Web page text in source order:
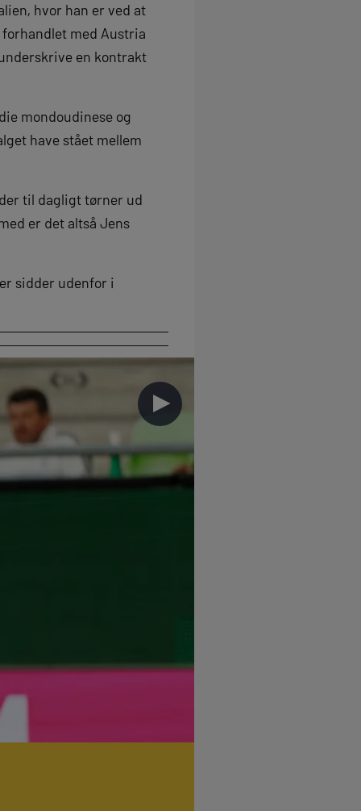
hvor han er ved at
med Austria
en kontrakt
mondoudinese og
have stået mellem
til dagligt tørner ud
er det altså Jens
sidder udenfor i
►